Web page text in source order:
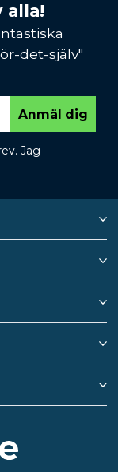
alla!
det-själv"
Anmäl dig
Jag